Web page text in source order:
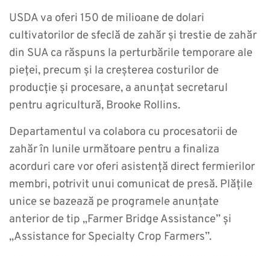
USDA va oferi 150 de milioane de dolari
cultivatorilor de sfeclă de zahăr și trestie de zahăr
din SUA ca răspuns la perturbările temporare ale
pieței, precum și la creșterea costurilor de
producție și procesare, a anunțat secretarul
pentru agricultură, Brooke Rollins.
Departamentul va colabora cu procesatorii de
zahăr în lunile următoare pentru a finaliza
acorduri care vor oferi asistență direct fermierilor
membri, potrivit unui comunicat de presă. Plățile
unice se bazează pe programele anunțate
anterior de tip „Farmer Bridge Assistance” și
„Assistance for Specialty Crop Farmers”.